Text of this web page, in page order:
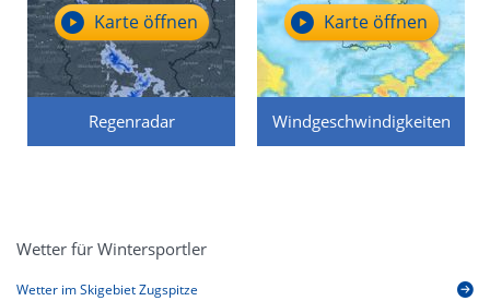
Regenradar
Karte öffnen
Windgeschwindigkeiten
Karte öffnen
Wetter für Wintersportler
Wetter im Skigebiet Zugspitze